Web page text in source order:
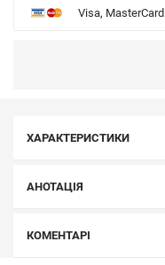
Visa, MasterCard
ХАРАКТЕРИСТИКИ
АНОТАЦІЯ
КОМЕНТАРІ